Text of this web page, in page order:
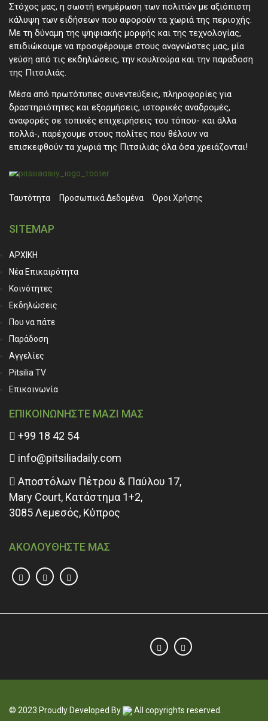
Στόχος μας, η σωστή ενημέρωση των πολιτών με αξιόπιστη
κάλυψη των ειδήσεων που αφορούν τα χωριά της περιοχής.
Με τη δύναμη της ψηφιακής μορφής και της τεχνολογίας,
επιδιώκουμε να προσφέρουμε στους αναγνώστες μας, μία
γεύση από τις εκδηλώσεις, την κουλτούρα και την παράδοση
της Πιτσιλιάς.
Μέσα από πρωτότυπες συνεντεύξεις, πληροφορίες για
δραστηριότητες και εξορμήσεις, ιστορικές αναδρομές,
αναφορές σε τοπικές επιχειρήσεις του τόπου- και άλλα
πολλά-, παρέχουμε στους πολίτες που θέλουν να
επισκεφθούν τα χωριά της Πιτσιλιάς όλα όσα χρειάζονται!
Ταυτότητα Προσωπικά ∆εδομένα Όροι Χρήσης
SITEMAP
ΑΡΧΙΚΗ
Νέα Επικαιρότητα
Κοινότητες
Εκδηλώσεις
Που να πάτε
Παράδοση
Αγγελίες
Pitsilia TV
Επικοινωνία
ΕΠΙΚΟΙΝΩΝΗΣΤΕ ΜΑΖΙ ΜΑΣ
+99 18 42 54
info@pitsiliadaily.com
Αποστόλων Πέτρου & Παύλου 17,
Mary Court, Κατάστημα 1+2,
3085 Λεμεσός, Κύπρος
ΑΚΟΛΟΥΘΗΣΤΕ ΜΑΣ
© 2023 Proudly Developed By All copyrights reserved.